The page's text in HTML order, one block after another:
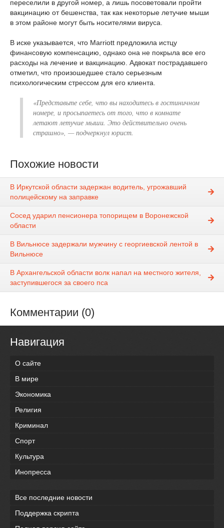
переселили в другой номер, а лишь посоветовали пройти
вакцинацию от бешенства, так как некоторые летучие мыши
в этом районе могут быть носителями вируса.
В иске указывается, что Marriott предложила истцу
финансовую компенсацию, однако она не покрыла все его
расходы на лечение и вакцинацию. Адвокат пострадавшего
отметил, что произошедшее стало серьезным
психологическим стрессом для его клиента.
«Представьте себе, что вы находитесь в гостиничном
номере, и просыпаетесь от того, что в комнате
летают летучие мыши. Это действительно очень
страшно», — подчеркнул юрист.
Похожие новости
В Иркутской области задержан водитель, угрожавший
полицейскому на заправке
Сосед ударил пенсионера топорищем в Воронежской
области
В Вильнюсе задержали мужчину с георгиевской лентой в
Вильнюсе
В Архангельской области волк напал на местного жителя,
заступившегося за своего пса
Комментарии (0)
Навигация
О сайте
В мире
Экономика
Религия
Криминал
Спорт
Культура
Инопресса
Все последние новости
Поддержка скрипта